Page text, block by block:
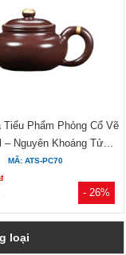
- 26%
Phẩm Phỏng Cổ Vẽ
– Nguyên Khoáng Tử...
MÃ: ATS-PC70
loại